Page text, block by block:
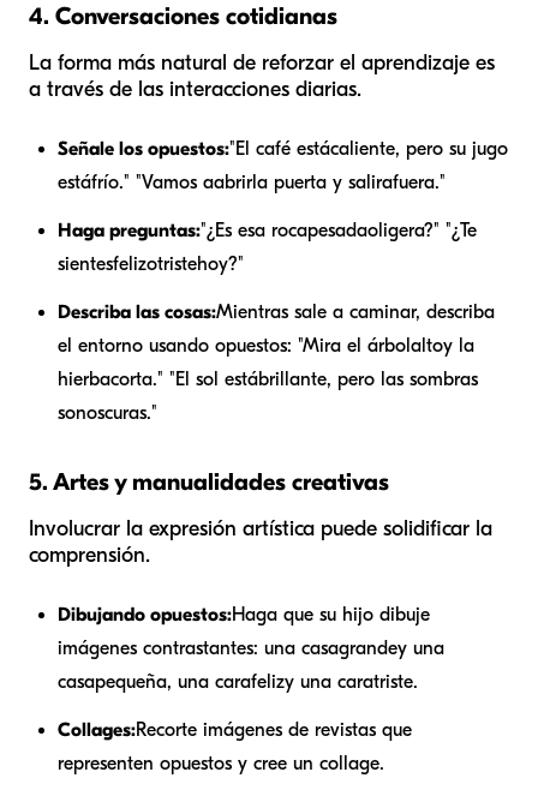
4. Conversaciones cotidianas
La forma más natural de reforzar el aprendizaje es
a través de las interacciones diarias.
Señale los opuestos:"El café estácaliente, pero su jugo
estáfrío." "Vamos aabrirla puerta y salirafuera."
Haga preguntas:"¿Es esa rocapesadao ligera?" "¿Te
sientesfelizotristehoy?"
Describa las cosas:Mientras sale a caminar, describa
el entorno usando opuestos: "Mira el árbol altoy la
hierbacorta." "El sol estábrillante, pero las sombras
sonoscuras."
5. Artes y manualidades creativas
Involucrar la expresión artística puede solidificar la
comprensión.
Dibujando opuestos:Haga que su hijo dibuje
imágenes contrastantes: una casagrandey una
casapequeña, una carafelizy una caratriste.
Collages:Recorte imágenes de revistas que
representen opuestos y cree un collage.